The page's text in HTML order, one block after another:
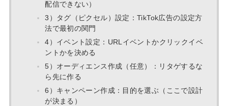
配信できない）
3）タグ（ピクセル）設定：TikTok広告の設定方
法で最初の関門
4）イベント設定：URLイベントかクリックイベ
ントかを決める
5）オーディエンス作成（任意）：リタゲするな
ら先に作る
6）キャンペーン作成：目的を選ぶ（ここで設計
が決まる）